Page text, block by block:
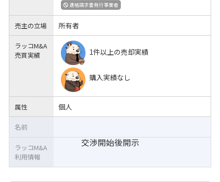
適格請求書発行事業者
売主の立場 所有者
ラッコM&A
売買実績
1件以上の売却実績
購入実績なし
属性 個人
交渉開始後開示
名前
ラッコM&A
利用情報